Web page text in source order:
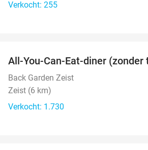
Verkocht: 255
All-You-Can-Eat-diner
Back Garden Zeist
Zeist (6 km)
Verkocht: 1.730